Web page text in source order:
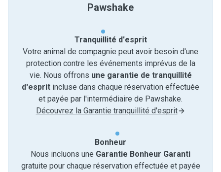
Pawshake
Tranquillité d'esprit
Votre animal de compagnie peut avoir besoin d'une
protection contre les événements imprévus de la
vie. Nous offrons une garantie de tranquillité
d'esprit incluse dans chaque réservation effectuée
et payée par l'intermédiaire de Pawshake.
Découvrez la Garantie tranquillité d'esprit
Bonheur
Nous incluons une Garantie Bonheur Garanti
gratuite pour chaque réservation effectuée et payée